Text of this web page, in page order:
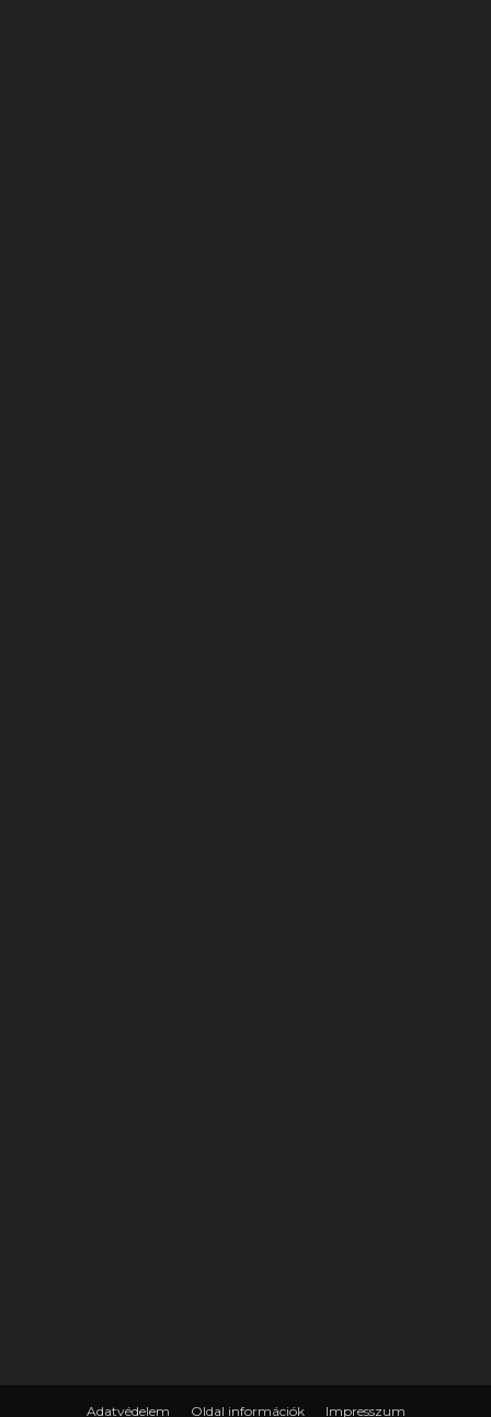
Adatvédelem Oldal információk Impresszum